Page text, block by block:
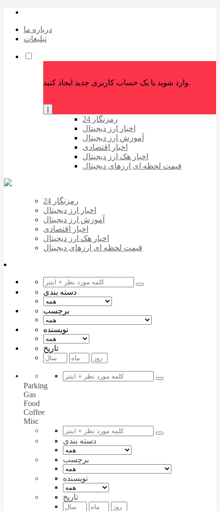
درباره ما
تبلیغات
وارد شوید یا یک حساب کاربری جدید ایجاد کنید.
رمزنگار 24
اخبار ارز دیجیتال
آموزش ارز دیجیتال
اخبار اقتصادی
اخبار هک ارز دیجیتال
قیمت لحظه ای ارزهای دیجیتال
رمزنگار 24
اخبار ارز دیجیتال
آموزش ارز دیجیتال
اخبار اقتصادی
اخبار هک ارز دیجیتال
قیمت لحظه ای ارزهای دیجیتال
دسته بندی
برچسب
نویسنده
تاریخ
Parking
Gas
Food
Coffee
Misc
دسته بندی
برچسب
نویسنده
تاریخ